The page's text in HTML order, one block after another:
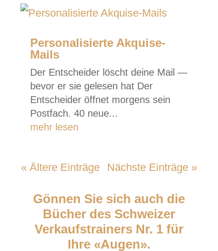
Personalisierte Akquise-
Mails
Der Entscheider löscht deine Mail —
bevor er sie gelesen hat Der
Entscheider öffnet morgens sein
Postfach. 40 neue...
mehr lesen
« Ältere Einträge Nächste Einträge »
Gönnen Sie sich auch die
Bücher des Schweizer
Verkaufstrainers Nr. 1 für
Ihre «Augen».